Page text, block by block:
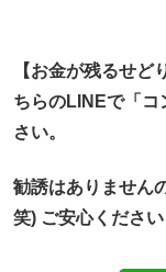
【お金が残るせど
ちらのLINEで「コ
さい。
勧誘はありません
笑) ご安心ください